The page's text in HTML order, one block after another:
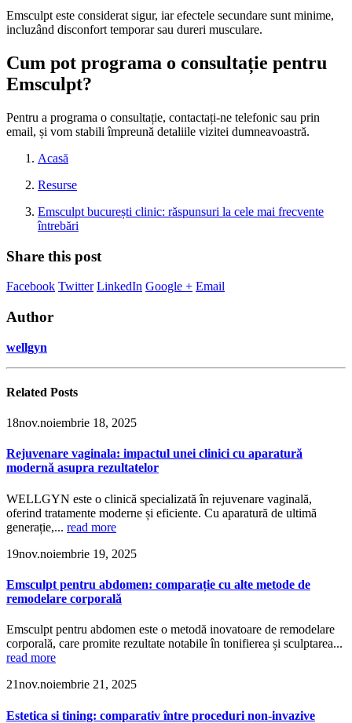
Emsculpt este considerat sigur, iar efectele secundare sunt minime,
incluzând disconfort temporar sau dureri musculare.
Cum pot programa o consultație pentru
Emsculpt?
Pentru a programa o consultație, contactați-ne telefonic sau prin
email, și vom stabili împreună detaliile vizitei dumneavoastră.
Acasă
Resurse
Emsculpt bucurești clinic: răspunsuri la cele mai frecvente
întrebări
Share this post
Facebook Twitter LinkedIn Google + Email
Author
wellgyn
Related Posts
18nov.noiembrie 18, 2025
Rejuvenare vaginala: impactul unei clinici cu aparatură
modernă asupra rezultatelor
WELLGYN este o clinică specializată în rejuvenare vaginală,
oferind tratamente moderne și eficiente. Cu aparatură de ultimă
generație,... read more
19nov.noiembrie 19, 2025
Emsculpt pentru abdomen: comparație cu alte metode de
remodelare corporală
Emsculpt pentru abdomen este o metodă inovatoare de remodelare
corporală, care promite rezultate notabile în tonifierea și sculptarea...
read more
21nov.noiembrie 21, 2025
Estetica si tining: comparativ între proceduri non-invazive